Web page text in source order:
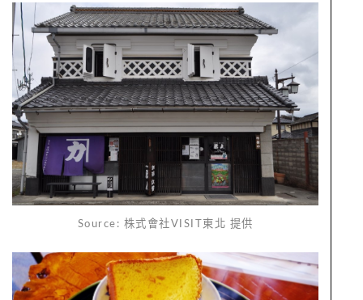
Source: 株式會社VISIT東北 提供